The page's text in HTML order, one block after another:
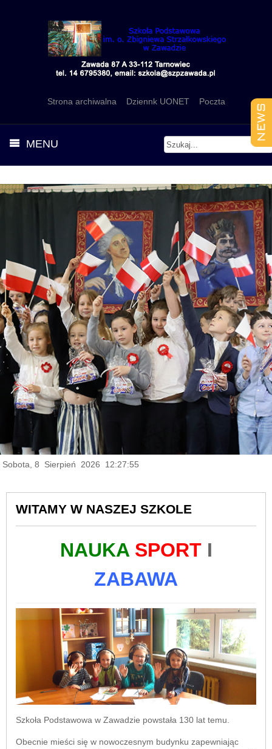
Strona archiwalna Dziennk UONET Poczta
MENU
Sobota, 8 Sierpień 2026 12:27:56
WITAMY W NASZEJ SZKOLE
NAUKA SPORTI
ZABAWA
Szkoła Podstawowa w Zawadzie powstała 130 lat temu.
Obecnie mieści się w nowoczesnym budynku zapewniając